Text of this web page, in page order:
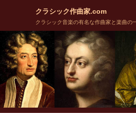
クラシック作曲家.com
クラシック音楽の有名な作曲家と楽曲の